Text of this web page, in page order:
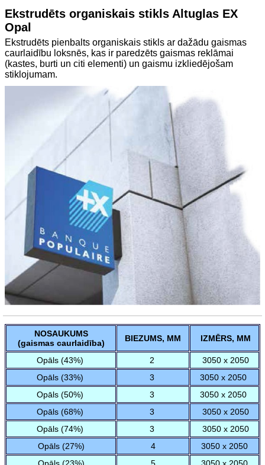
Ekstrudēts organiskais stikls Altuglas EX
Opal
Ekstrudēts pienbalts organiskais stikls ar dažādu gaismas
caurlaidību loksnēs, kas ir paredzēts gaismas reklāmai
(kastes, burti un citi elementi) un gaismu izkliedējošam
stiklojumam.
NOSAUKUMS
(gaismas caurlaidība)
BIEZUMS, MM IZMĒRS, MM
Opāls (43%) 2
3050 x 2050
Opāls (33%)
3
3050 x 2050
Opāls (50%)
3
3050 x 2050
Opāls (68%)
3
3050 x 2050
Opāls (74%)
3
3050 x 2050
Opāls (27%)
4
3050 x 2050